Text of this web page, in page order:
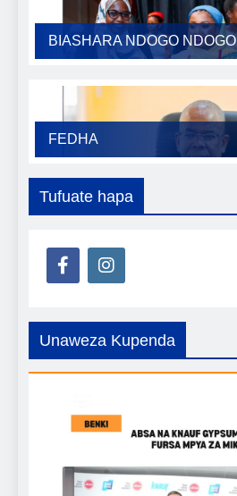
BIASHARA NDOGO NDOGO
FEDHA
Tufuate hapa
Unaweza Kupenda